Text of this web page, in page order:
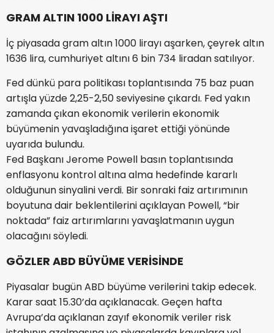
GRAM ALTIN 1000 LİRAYI AŞTI
İç piyasada gram altın 1000 lirayı aşarken, çeyrek altın
1636 lira, cumhuriyet altını 6 bin 734 liradan satılıyor.
Fed dünkü para politikası toplantısında 75 baz puan
artışla yüzde 2,25-2,50 seviyesine çıkardı. Fed yakın
zamanda çıkan ekonomik verilerin ekonomik
büyümenin yavaşladığına işaret ettiği yönünde
uyarıda bulundu.
Fed Başkanı Jerome Powell basın toplantısında
enflasyonu kontrol altına alma hedefinde kararlı
olduğunun sinyalini verdi. Bir sonraki faiz artırımının
boyutuna dair beklentilerini açıklayan Powell, “bir
noktada” faiz artırımlarını yavaşlatmanın uygun
olacağını söyledi.
GÖZLER ABD BÜYÜME VERİSİNDE
Piyasalar bugün ABD büyüme verilerini takip edecek.
Karar saat 15.30’da açıklanacak. Geçen hafta
Avrupa’da açıklanan zayıf ekonomik veriler risk